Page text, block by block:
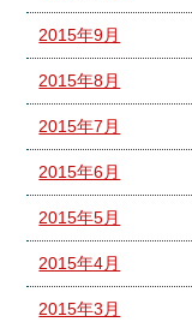
2015年9月
2015年8月
2015年7月
2015年6月
2015年5月
2015年4月
2015年3月